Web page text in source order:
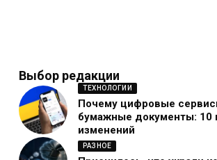
Выбор редакции
ТЕХНОЛОГИИ
Почему цифровые
бумажные документы: 10
изменений
РАЗНОЕ